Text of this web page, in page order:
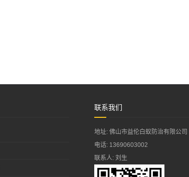
联系我们
地址: 佛山市益伦白蚁防治有限公司
电话: 13690603002
联系人: 刘生